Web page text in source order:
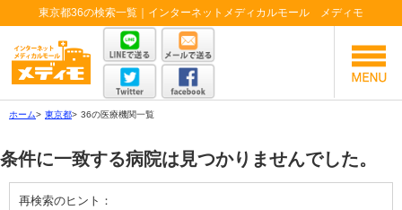
東京都36の検索一覧｜インターネットメディカルモール メディモ
ホーム> 東京都> 36の医療機関一覧
条件に一致する病院は見つかりませんでした。
再検索のヒント：